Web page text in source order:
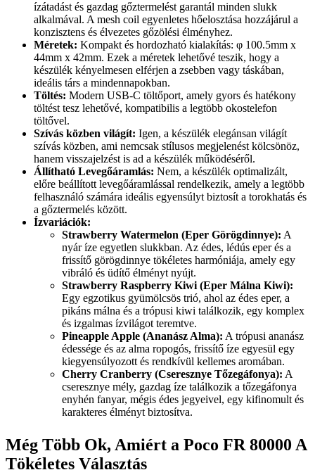
ízátadást és gazdag gőztermelést garantál minden slukk
alkalmával. A mesh coil egyenletes hőelosztása hozzájárul a
konzisztens és élvezetes gőzölési élményhez.
Méretek: Kompakt és hordozható kialakítás: φ 100.5mm x
44mm x 42mm. Ezek a méretek lehetővé teszik, hogy a
készülék kényelmesen elférjen a zsebben vagy táskában,
ideális társ a mindennapokban.
Töltés: Modern USB-C töltőport, amely gyors és hatékony
töltést tesz lehetővé, kompatibilis a legtöbb okostelefon
töltővel.
Szívás közben világít: Igen, a készülék elegánsan világít
szívás közben, ami nemcsak stílusos megjelenést kölcsönöz,
hanem visszajelzést is ad a készülék működéséről.
Állítható Levegőáramlás: Nem, a készülék optimalizált,
előre beállított levegőáramlással rendelkezik, amely a legtöbb
felhasználó számára ideális egyensúlyt biztosít a torokhatás és
a gőztermelés között.
Ízvariációk:
Strawberry Watermelon (Eper Görögdinnye): A
nyár íze egyetlen slukkban. Az édes, lédús eper és a
frissítő görögdinnye tökéletes harmóniája, amely egy
vibráló és üdítő élményt nyújt.
Strawberry Raspberry Kiwi (Eper Málna Kiwi):
Egy egzotikus gyümölcsös trió, ahol az édes eper, a
pikáns málna és a trópusi kiwi találkozik, egy komplex
és izgalmas ízvilágot teremtve.
Pineapple Apple (Ananász Alma): A trópusi ananász
édessége és az alma ropogós, frissítő íze egyesül egy
kiegyensúlyozott és rendkívül kellemes aromában.
Cherry Cranberry (Cseresznye Tőzegáfonya): A
cseresznye mély, gazdag íze találkozik a tőzegáfonya
enyhén fanyar, mégis édes jegyeivel, egy kifinomult és
karakteres élményt biztosítva.
Még Több Ok, Amiért a Poco FR 80000 A
Tökéletes Választás